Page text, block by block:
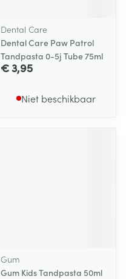
Dental Care
Dental Care Paw Patrol
Tandpasta 0-5j Tube 75ml
€ 3,95
Niet beschikbaar
Gum
Gum Kids Tandpasta 50ml